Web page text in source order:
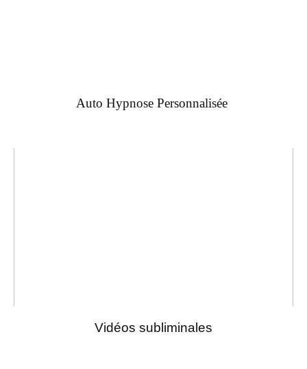
Auto Hypnose Personnalisée
Vidéos subliminales